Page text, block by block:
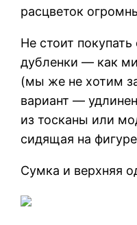
расцветок
Не стоит
дубленки — как
(мы же не хотим
вариант —
из тосканы или
сидящая на
Сумка и верхняя